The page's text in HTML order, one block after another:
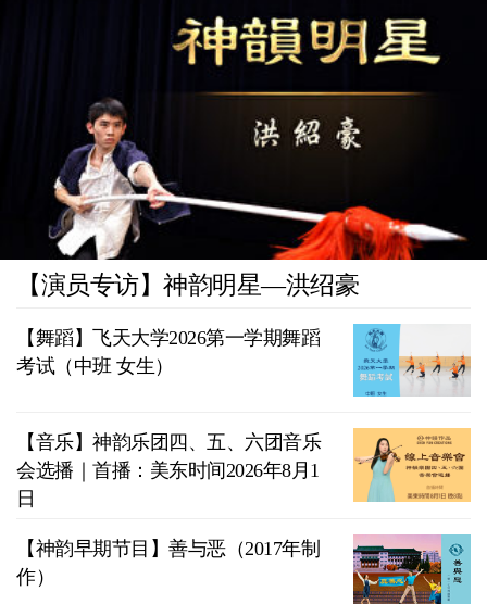
【演员专访】神韵明星—洪绍豪
【舞蹈】飞天大学2026第一学期舞蹈
考试（中班 女生）
【音乐】神韵乐团四、五、六团音乐
会选播｜首播：美东时间2026年8月1
日
【神韵早期节目】善与恶（2017年制
作）